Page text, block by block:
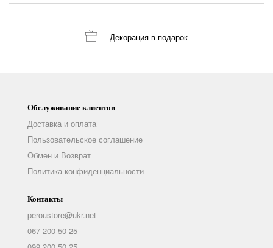
Декорация в подарок
Обслуживание клиентов
Доставка и оплата
Пользовательское соглашение
Обмен и Возврат
Политика конфиденциальности
Контакты
peroustore@ukr.net
067 200 50 25